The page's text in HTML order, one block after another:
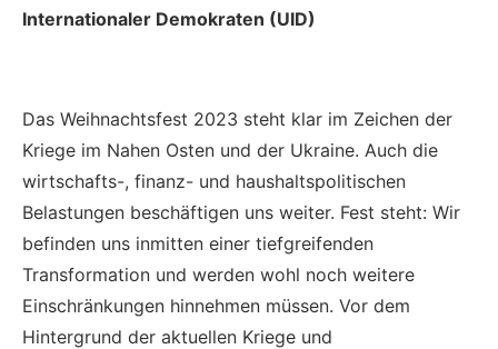
Internationaler Demokraten (UID)
Das Weihnachtsfest 2023 steht klar im Zeichen der
Kriege im Nahen Osten und der Ukraine. Auch die
wirtschafts-, finanz- und haushaltspolitischen
Belastungen beschäftigen uns weiter. Fest steht: Wir
befinden uns inmitten einer tiefgreifenden
Transformation und werden wohl noch weitere
Einschränkungen hinnehmen müssen. Vor dem
Hintergrund der aktuellen Kriege und